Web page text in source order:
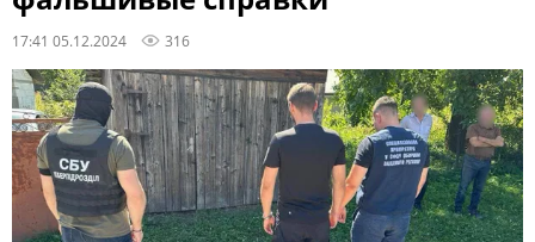
17:41 05.12.2024 316